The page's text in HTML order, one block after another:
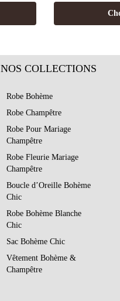
NOS COLLECTIONS
Robe Bohème
Robe Champêtre
Robe Pour Mariage
Champêtre
Robe Fleurie Mariage
Champêtre
Boucle d’Oreille Bohème
Chic
Robe Bohème Blanche
Chic
Sac Bohème Chic
Vêtement Bohème &
Champêtre